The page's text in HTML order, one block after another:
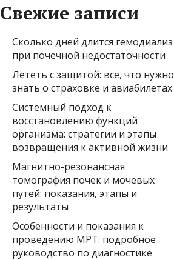
Свежие записи
Сколько дней длится гемодиализ
при почечной недостаточности
Лететь с защитой: все, что нужно
знать о страховке и авиабилетах
Системный подход к
восстановлению функций
организма: стратегии и этапы
возвращения к активной жизни
Магнитно-резонансная
томография почек и мочевых
путей: показания, этапы и
результаты
Особенности и показания к
проведению МРТ: подробное
руководство по диагностике